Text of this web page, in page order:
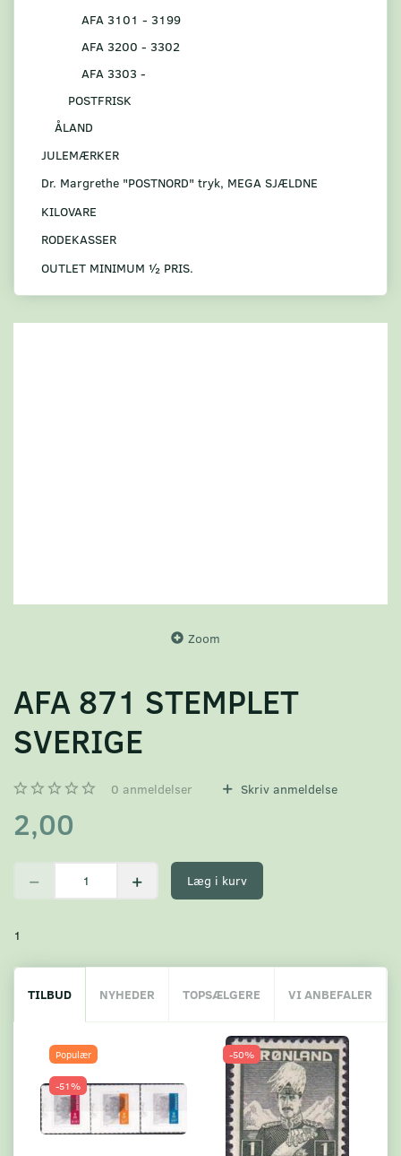
AFA 3101 - 3199
AFA 3200 - 3302
AFA 3303 -
POSTFRISK
ÅLAND
JULEMÆRKER
Dr. Margrethe "POSTNORD" tryk, MEGA SJÆLDNE
KILOVARE
RODEKASSER
OUTLET MINIMUM ½ PRIS.
Zoom
AFA 871 STEMPLET
SVERIGE
0 anmeldelser Skriv anmeldelse
2,00
Læg i kurv
1
TILBUD NYHEDER TOPSÆLGERE VI ANBEFALER
Populær
-51%
-50%